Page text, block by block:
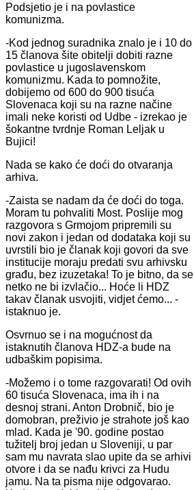
Podsjetio je i na povlastice
komunizma.
-Kod jednog suradnika znalo je i 10 do
15 članova šite obitelji dobiti razne
povlastice u jugoslavenskom
komunizmu. Kada to pomnožite,
dobijemo od 600 do 900 tisuća
Slovenaca koji su na razne načine
imali neke koristi od Udbe - izrekao je
šokantne tvrdnje Roman Leljak u
Bujici!
Nada se kako će doći do otvaranja
arhiva.
-Zaista se nadam da će doći do toga.
Moram tu pohvaliti Most. Poslije mog
razgovora s Grmojom pripremili su
novi zakon i jedan od dodataka koji su
uvrstili bio je članak koji govori da sve
institucije moraju predati svu arhivsku
građu, bez izuzetaka! To je bitno, da se
netko ne bi izvlačio... Hoće li HDZ
takav članak usvojiti, vidjet ćemo... -
istaknuo je.
Osvrnuo se i na mogućnost da
istaknutih članova HDZ-a bude na
udbaškim popisima.
-Možemo i o tome razgovarati! Od ovih
60 tisuća Slovenaca, ima ih i na
desnoj strani. Anton Drobnič, bio je
domobran, preživio je strahote još kao
mlad. Kada je '90. godine postao
tužitelj broj jedan u Sloveniji, u par
sam mu navrata slao upite da se arhivi
otvore i da se nađu krivci za Hudu
jamu. Na ta pisma nije odgovarao.